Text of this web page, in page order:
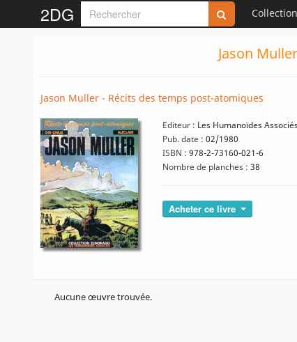
2DG
Jason
Jason Muller - Récits des temps post-atomiques
Editeur : Les Humanoïdes
Pub. date : 02/1980
ISBN : 978-2-73160-021-6
Nombre de planches : 38
Acheter ce livre
Aucune œuvre trouvée.